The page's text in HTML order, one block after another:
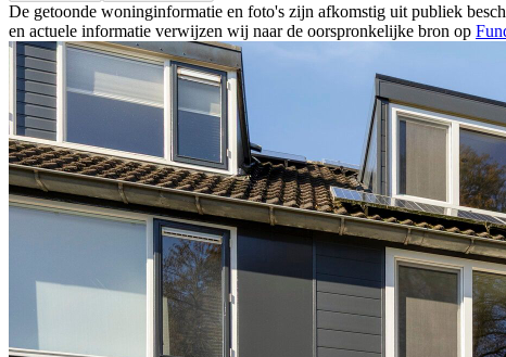
De getoonde woninginformatie en foto's zijn afkomstig uit publiek
en actuele informatie verwijzen wij naar de oorspronkelijke bron op